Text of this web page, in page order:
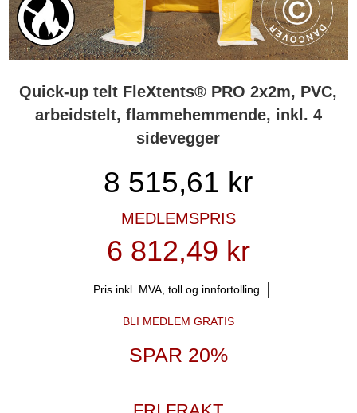
Quick-up telt FleXtents® PRO 2x2m, PVC,
arbeidstelt, flammehemmende, inkl. 4
sidevegger
8 515,61 kr
MEDLEMSPRIS
6 812,49 kr
Pris inkl. MVA, toll og innfortolling
BLI MEDLEM GRATIS
SPAR 20%